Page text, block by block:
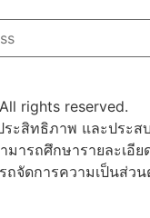
rights reserved.
ระสิทธิภาพ และประ
ารถศึกษารายละเอีย
ถจัดการความเป็นส่ว